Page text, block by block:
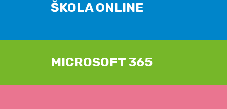
ŠKOLA ONLINE
MICROSOFT 365